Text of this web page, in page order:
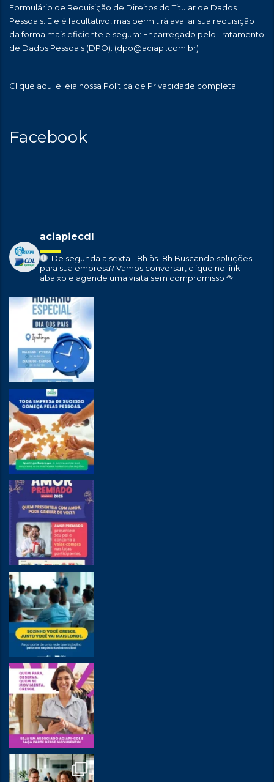
Formulário de Requisição de Direitos do Titular de Dados
Pessoais. Ele é facultativo, mas permitirá avaliar sua requisição
da forma mais eficiente e segura: Encarregado pelo Tratamento
de Dados Pessoais (DPO): (dpo@aciapi.com.br)
Clique aqui e leia nossa Política de Privacidade completa.
Facebook
aciapiecdl
De segunda a sexta - 8h às 18h Buscando soluções
para sua empresa? Vamos conversar, clique no link
abaixo e agende uma visita sem compromisso ↷